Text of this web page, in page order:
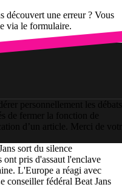
découvert une erreur ? Vous
via le formulaire.
personnellement les débats
de fermer la fonction de
d’un article. Merci de
sort du silence
ont pris d'assaut l'enclave
L'Europe a réagi avec
conseiller fédéral Beat Jans